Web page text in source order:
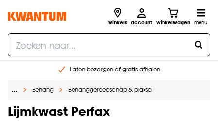
winkels account winkelwagen menu
Laten bezorgen of gratis afhalen
Gratis raam advies en opmeten aan huis
… Behang Behanggereedschap & plaksel
Lijmkwast Perfax